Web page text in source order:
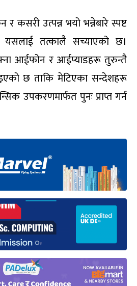
कसरी उत्पन्न भयो भन्नेबारे स्पष्ट
यसलाई तत्कालै सच्याएको छ।
आईफोन र आईप्याडहरू तुरुन्तै
छ ताकि मेटिएका सन्देशहरू
उपकरणमार्फत पुनः प्राप्त गर्न